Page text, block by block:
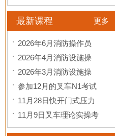
最新课程 更多
2026年6月消防操作员
2026年4月消防设施操
2026年3月消防设施操
参加12月的叉车N1考试
11月28日快开门式压力
11月9日叉车理论实操考